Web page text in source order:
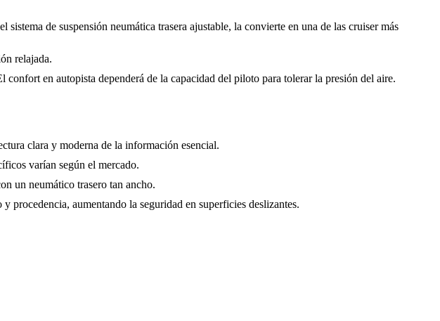
de suspensión neumática trasera ajustable, la convierte en una de las cruiser más
relajada.
en autopista dependerá de la capacidad del piloto para tolerar la presión del aire.
clara y moderna de la información esencial.
varían según el mercado.
un neumático trasero tan ancho.
procedencia, aumentando la seguridad en superficies deslizantes.